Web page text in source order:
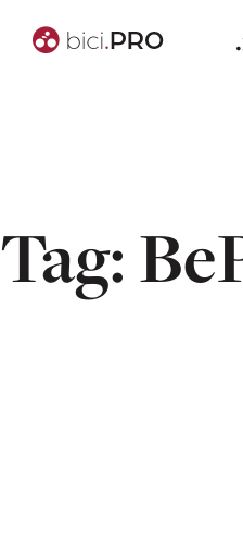
Tag: